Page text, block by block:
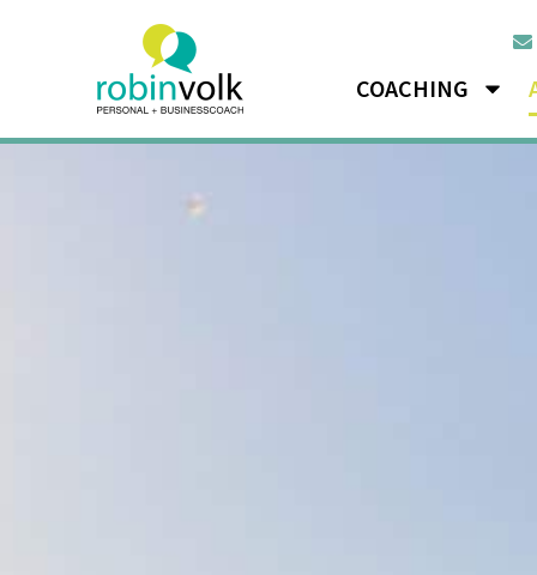
COACHING